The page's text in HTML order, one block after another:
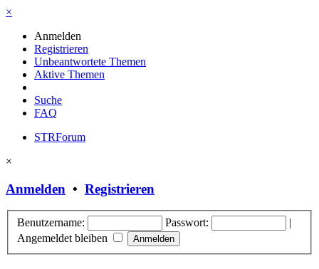
×
Anmelden
Registrieren
Unbeantwortete Themen
Aktive Themen
Suche
FAQ
STRForum
×
Anmelden • Registrieren
Benutzername: Passwort:
|
Angemeldet bleiben